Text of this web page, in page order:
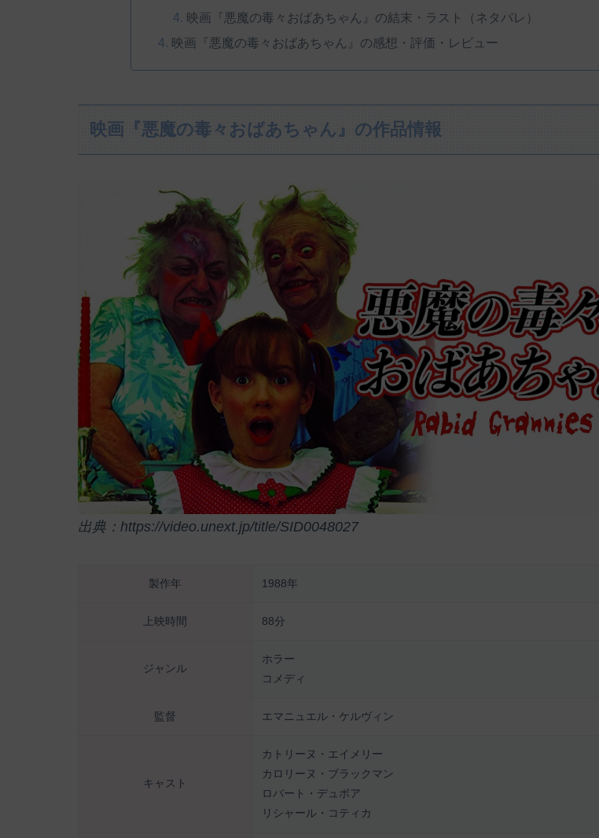
映画『悪魔の毒々おばあちゃん』の結末・ラスト（ネタバレ）
映画『悪魔の毒々おばあちゃん』の感想・評価・レビュー
映画『悪魔の毒々おばあちゃん』の作品情報
出典：https://video.unext.jp/title/SID0048027
製作年 1988年
上映時間 88分
ジャンル
ホラー
コメディ
監督 エマニュエル・ケルヴィン
キャスト
カトリーヌ・エイメリー
カロリーヌ・ブラックマン
ロバート・デュボア
リシャール・コティカ